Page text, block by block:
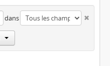
dans